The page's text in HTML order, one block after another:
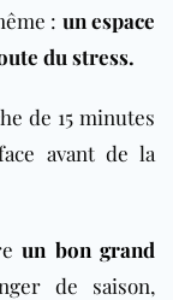
: un espace
du stress.
de 15 minutes
avant de la
un bon grand
de saison,